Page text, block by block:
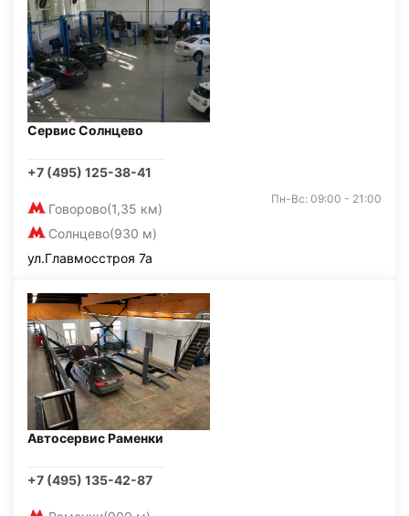
Сервис Солнцево
+7 (495) 125-38-41
Говорово(1,35 км)
Солнцево(930 м)
Пн-Вс: 09:00 - 21:00
ул.Главмосстроя 7а
Автосервис Раменки
+7 (495) 135-42-87